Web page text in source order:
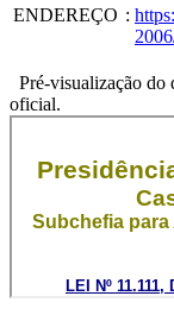
ENDEREÇO :
Pré-visualização do
oficial.